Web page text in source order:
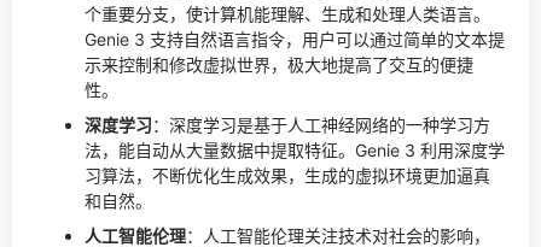
个重要分支，使计算机能理解、生成和处理人类语言。
Genie 3 支持自然语言指令，用户可以通过简单的文本提
示来控制和修改虚拟世界，极大地提高了交互的便捷
性。
深度学习：深度学习是基于人工神经网络的一种学习方
法，能自动从大量数据中提取特征。Genie 3 利用深度学
习算法，不断优化生成效果，生成的虚拟环境更加逼真
和自然。
人工智能伦理：人工智能伦理关注技术对社会的影响，